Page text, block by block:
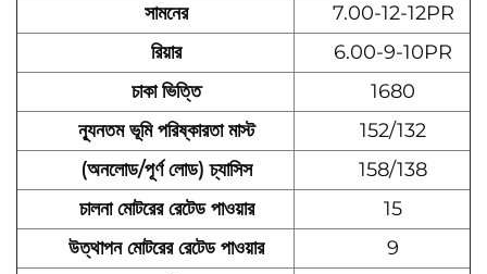
সামনের
7.00-12-12PR
রিয়ার
6.00-9-10PR
চাকা ভিত্তি
1680
ন্যূনতম ভূমি পরিষ্কারতা মাস্ট
152/132
(অনলোড/পূর্ণ লোড) চ্যাসিস
158/138
চালনা মোটরের রেটেড পাওয়ার
15
উত্থাপন মোটরের রেটেড পাওয়ার
9